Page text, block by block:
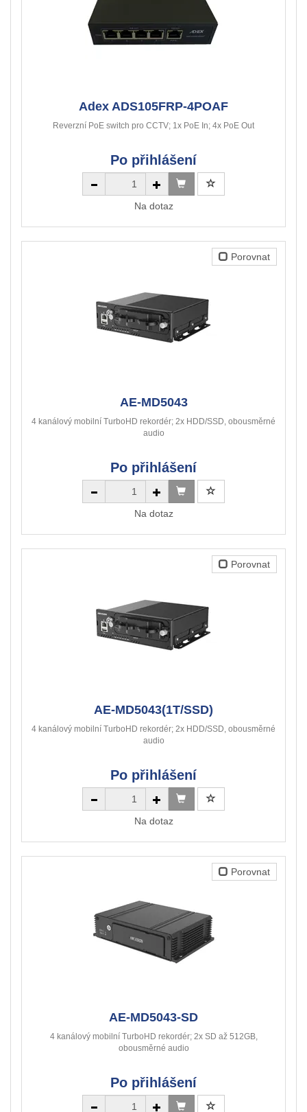
Adex ADS105FRP-4POAF
Reverzní PoE switch pro CCTV; 1x PoE In; 4x PoE Out
Po přihlášení
Na dotaz
Porovnat
AE-MD5043
4 kanálový mobilní TurboHD rekordér; 2x HDD/SSD, obousměrné
audio
Po přihlášení
Na dotaz
Porovnat
AE-MD5043(1T/SSD)
4 kanálový mobilní TurboHD rekordér; 2x HDD/SSD, obousměrné
audio
Po přihlášení
Na dotaz
Porovnat
AE-MD5043-SD
4 kanálový mobilní TurboHD rekordér; 2x SD až 512GB,
obousměrné audio
Po přihlášení